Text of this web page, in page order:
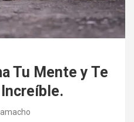
Tu Mente y Te